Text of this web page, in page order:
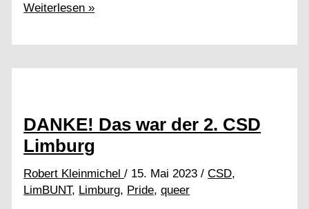
Austausch
Landespolitik
Weiterlesen »
DANKE! Das war der 2. CSD
Limburg
Robert Kleinmichel/ 15. Mai 2023/CSD,
LimBUNT, Limburg, Pride,queer